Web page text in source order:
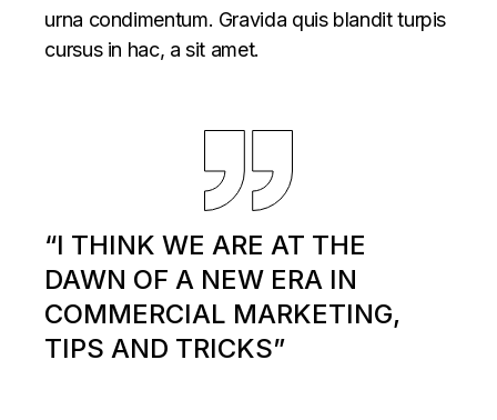
urna condimentum. Gravida quis blandit turpis
cursus in hac, a sit amet.
“I THINK WE ARE AT THE
DAWN OF A NEW ERA IN
COMMERCIAL MARKETING,
TIPS AND TRICKS”